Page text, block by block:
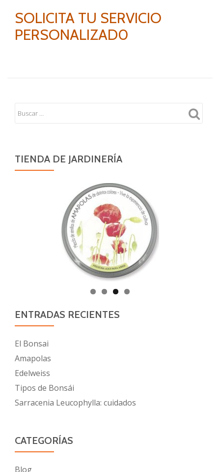
SOLICITA TU SERVICIO
PERSONALIZAD0
TIENDA DE JARDINERÍA
ENTRADAS RECIENTES
El Bonsai
Amapolas
Edelweiss
Tipos de Bonsái
Sarracenia Leucophylla: cuidados
CATEGORÍAS
Blog